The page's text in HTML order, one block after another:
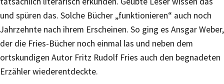
und spüren das. Solche Bücher „funktionieren“ auch noch
Jahrzehnte nach ihrem Erscheinen. So ging es Ansgar Weber,
der die Fries-Bücher noch einmal las und neben dem
ortskundigen Autor Fritz Rudolf Fries auch den begnadeten
Erzähler wiederentdeckte.